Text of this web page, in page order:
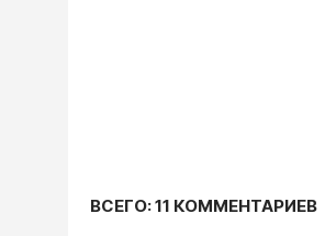
ВСЕГО: 11 КОММЕНТАРИЕВ